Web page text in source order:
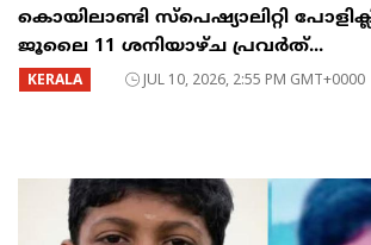
കൊയിലാണ്ടി സ്പെഷ്യാലിറ്റി
ജൂലൈ 11 ശനിയാഴ്ച പ്രവർത്...
KERALA JUL 10, 2026, 2:55 PM GMT+0000